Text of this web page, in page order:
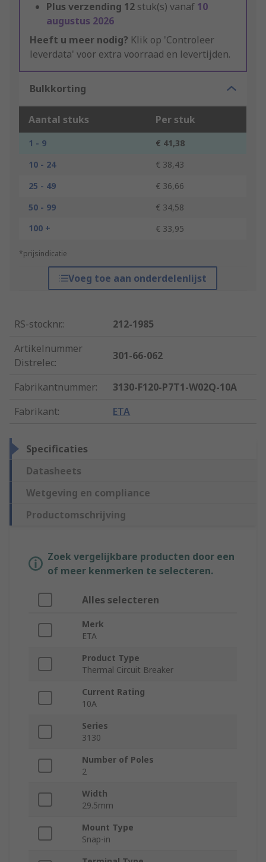
Plus verzending 12 stuk(s) vanaf 10
augustus 2026
Heeft u meer nodig? Klik op 'Controleer
leverdata' voor extra voorraad en levertijden.
Bulkkorting
Aantal stuks Per stuk
1 - 9
€ 41,38
10 - 24
€ 38,43
25 - 49
€ 36,66
50 - 99
€ 34,58
100 +
€ 33,95
*prijsindicatie
Voeg toe aan onderdelenlijst
RS-stocknr.:
212-1985
Artikelnummer
Distrelec:
301-66-062
Fabrikantnummer:
3130-F120-P7T1-W02Q-10A
Fabrikant: ETA
Specificaties
Datasheets
Wetgeving en compliance
Productomschrijving
Zoek vergelijkbare producten door een
of meer kenmerken te selecteren.
Alles selecteren
Merk
ETA
Product Type
Thermal Circuit Breaker
Current Rating
10A
Series
3130
Number of Poles
2
Width
29.5mm
Mount Type
Snap-in